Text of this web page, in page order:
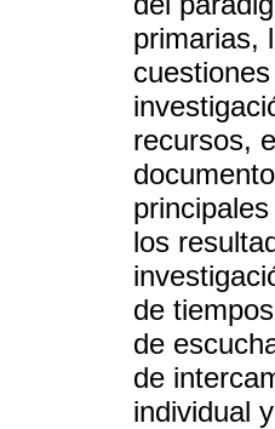
primarias,
recursos,
los
de
de
de
individual